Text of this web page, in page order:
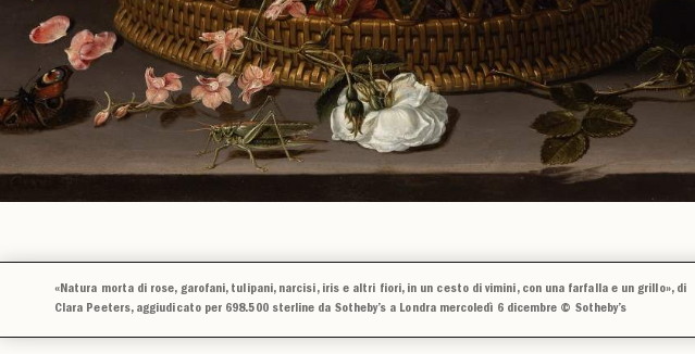
«Natura morta di rose, garofani, tulipani, narcisi, iris e altri fiori, in un cesto di vimini, con una farfalla e un grillo», di
Clara Peeters, aggiudicato per 698.500 sterline da Sotheby’s a Londra mercoledì 6 dicembre © Sotheby’s